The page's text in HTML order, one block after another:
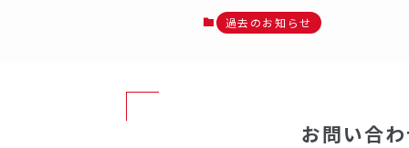
過去のお知らせ
お問い合